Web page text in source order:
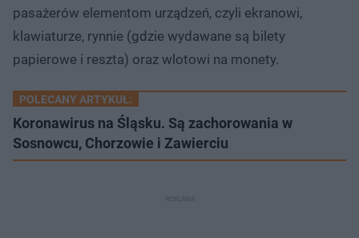
pasażerów elementom urządzeń, czyli ekranowi,
klawiaturze, rynnie (gdzie wydawane są bilety
papierowe i reszta) oraz wlotowi na monety.
POLECANY ARTYKUŁ:
Koronawirus na Śląsku. Są zachorowania w
Sosnowcu, Chorzowie i Zawierciu